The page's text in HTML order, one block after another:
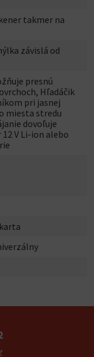
takmer na
závislá od
presnú
Hľadáčik
pri jasnej
miesta stredu
dovoľuje
V Li-ion alebo